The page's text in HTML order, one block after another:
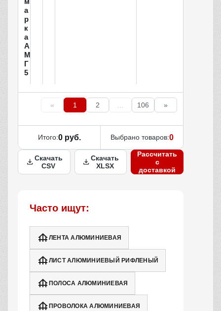
а
р
к
а
А
М
Г
5
« 1 2 ... 106 »
Итого:0 руб. Выбрано товаров:0
Скачать
CSV
Скачать
XLSX
Рассчитать
с
доставкой
Часто ищут:
ЛЕНТА АЛЮМИНИЕВАЯ
ЛИСТ АЛЮМИНИЕВЫЙ РИФЛЕНЫЙ
ПОЛОСА АЛЮМИНИЕВАЯ
ПРОВОЛОКА АЛЮМИНИЕВАЯ